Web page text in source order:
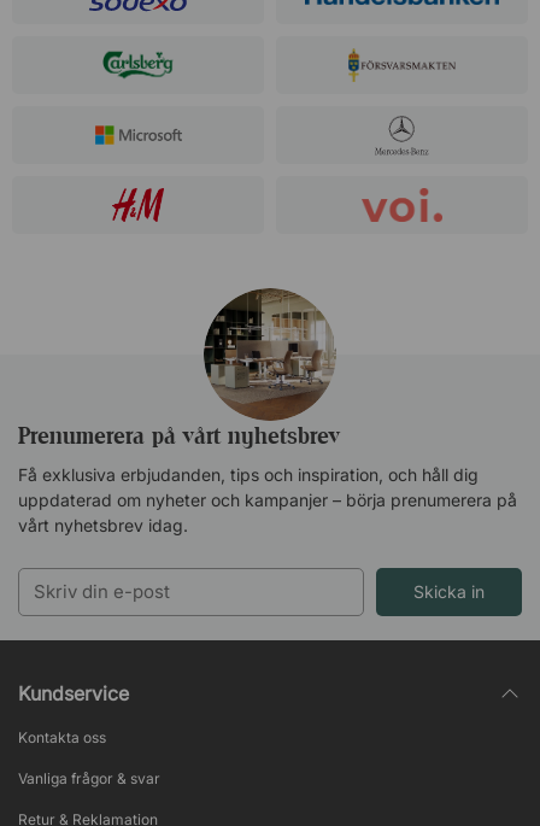
Prenumerera på vårt nyhetsbrev
Få exklusiva erbjudanden, tips och inspiration, och håll dig
uppdaterad om nyheter och kampanjer – börja prenumerera på
vårt nyhetsbrev idag.
Skicka in
Kundservice
Kontakta oss
Vanliga frågor & svar
Retur & Reklamation